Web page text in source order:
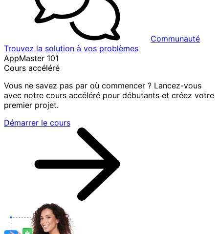
Communauté
Trouvez la solution à vos problèmes
AppMaster 101
Cours accéléré
Vous ne savez pas par où commencer ? Lancez-vous
avec notre cours accéléré pour débutants et créez votre
premier projet.
Démarrer le cours